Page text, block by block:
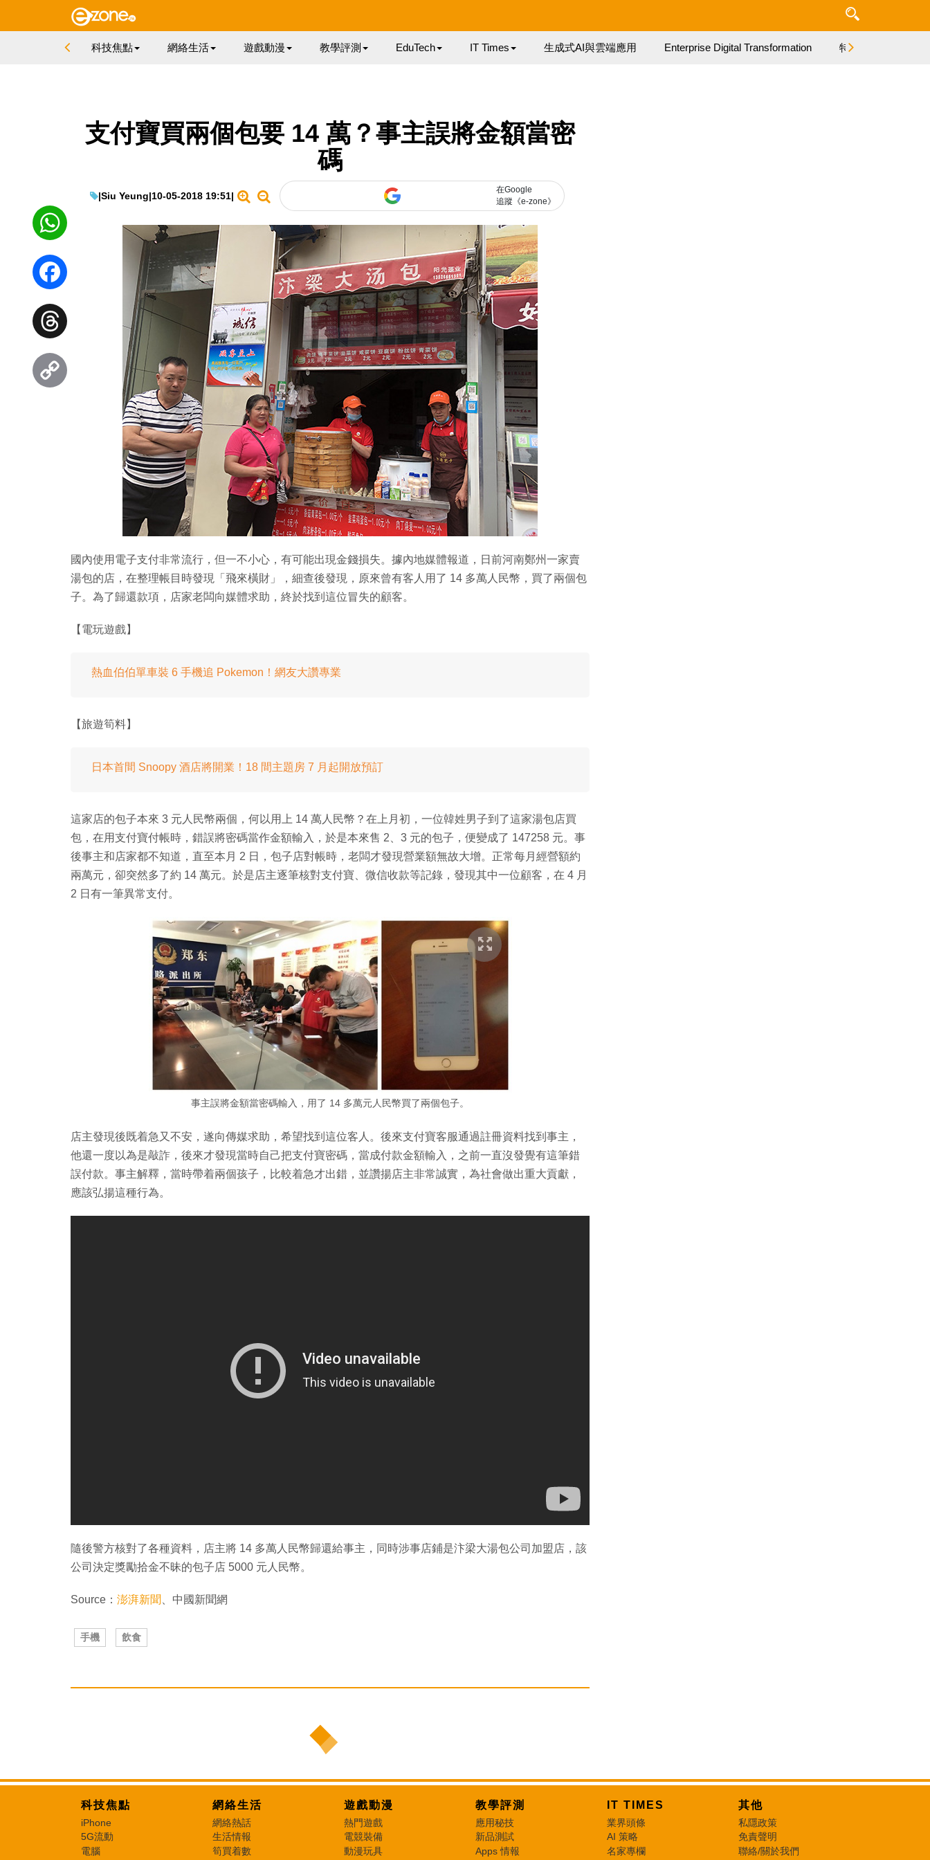
科技焦點 網絡生活 遊戲動漫 教學評測 EduTech IT Times 生成式AI與雲端應用 Enterprise Digital Transformation 特集
支付寶買兩個包要 14 萬？事主誤將金額當密
碼
|Siu Yeung|10-05-2018 19:51|
在Google
追蹤《e-zone》
國內使用電子支付非常流行，但一不小心，有可能出現金錢損失。據內地媒體報道，日前河南鄭州一家賣
湯包的店，在整理帳目時發現「飛來橫財」，細查後發現，原來曾有客人用了 14 多萬人民幣，買了兩個包
子。為了歸還款項，店家老闆向媒體求助，終於找到這位冒失的顧客。
【電玩遊戲】
熱血伯伯單車裝 6 手機追 Pokemon！網友大讚專業
【旅遊筍料】
日本首間 Snoopy 酒店將開業！18 間主題房 7 月起開放預訂
這家店的包子本來 3 元人民幣兩個，何以用上 14 萬人民幣？在上月初，一位韓姓男子到了這家湯包店買
包，在用支付寶付帳時，錯誤將密碼當作金額輸入，於是本來售 2、3 元的包子，便變成了 147258 元。事
後事主和店家都不知道，直至本月 2 日，包子店對帳時，老闆才發現營業額無故大增。正常每月經營額約
兩萬元，卻突然多了約 14 萬元。於是店主逐筆核對支付寶、微信收款等記錄，發現其中一位顧客，在 4 月
2 日有一筆異常支付。
事主誤將金額當密碼輸入，用了 14 多萬元人民幣買了兩個包子。
店主發現後既着急又不安，遂向傳媒求助，希望找到這位客人。後來支付寶客服通過註冊資料找到事主，
他還一度以為是敲詐，後來才發現當時自己把支付寶密碼，當成付款金額輸入，之前一直沒發覺有這筆錯
誤付款。事主解釋，當時帶着兩個孩子，比較着急才出錯，並讚揚店主非常誠實，為社會做出重大貢獻，
應該弘揚這種行為。
隨後警方核對了各種資料，店主將 14 多萬人民幣歸還給事主，同時涉事店鋪是汴梁大湯包公司加盟店，該
公司決定獎勵拾金不昧的包子店 5000 元人民幣。
Source： 澎湃新聞 、中國新聞網
手機 飲食
WhatsApp
Facebook
Threads
科技焦點
iPhone
5G流動
電腦
網絡生活
網絡熱話
生活情報
筍買着數
遊戲動漫
熱門遊戲
電競裝備
動漫玩具
教學評測
應用秘技
新品測試
Apps 情報
IT TIMES
業界頭條
AI 策略
名家專欄
其他
私隱政策
免責聲明
聯絡/關於我們